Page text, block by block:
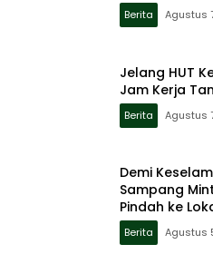
Berita Agustus
Jelang HUT
Jam Kerja
Berita Agustus
Demi
Sampang
Pindah ke
Berita Agustus